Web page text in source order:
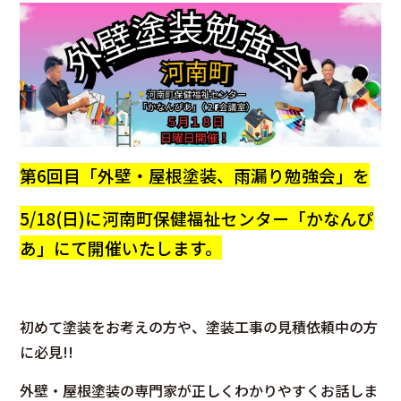
第6回目「外壁・屋根塗装、雨漏り勉強会」を
5/18(日)に河南町保健福祉センター「かなんぴ
あ」にて開催いたします。
初めて塗装をお考えの方や、塗装工事の見積依頼中の方
に必見!!
外壁・屋根塗装の専門家が正しくわかりやすくお話しま